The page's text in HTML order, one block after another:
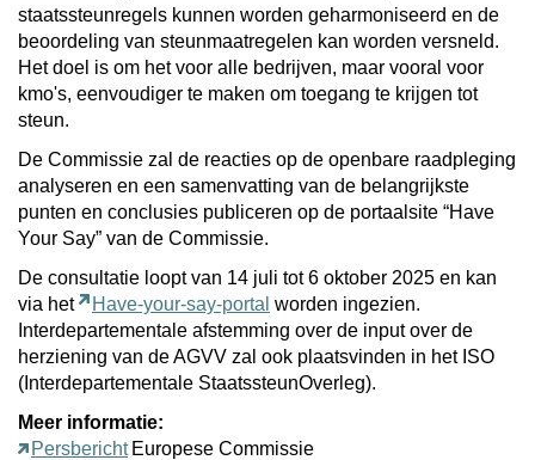
staatssteunregels kunnen worden geharmoniseerd en de
beoordeling van steunmaatregelen kan worden versneld.
Het doel is om het voor alle bedrijven, maar vooral voor
kmo's, eenvoudiger te maken om toegang te krijgen tot
steun.
De Commissie zal de reacties op de openbare raadpleging
analyseren en een samenvatting van de belangrijkste
punten en conclusies publiceren op de portaalsite “Have
Your Say” van de Commissie.
De consultatie loopt van 14 juli tot 6 oktober 2025 en kan
via het
Have-your-say-portal worden ingezien.
Interdepartementale afstemming over de input over de
herziening van de AGVV zal ook plaatsvinden in het ISO
(Interdepartementale StaatssteunOverleg).
Meer informatie:
Persbericht Europese Commissie